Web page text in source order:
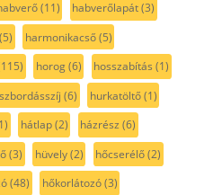
(11) habverőlapát(3)
(5) harmonikacső(5)
horog(6) hosszabítás (1)
(6) hurkatöltő(1)
hátlap(2) házrész (6)
(3) hüvely(2) hőcserélő(2)
(48) hőkorlátozó(3)